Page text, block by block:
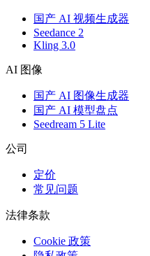
国产 AI 视频生成器
Seedance 2
Kling 3.0
AI 图像
国产 AI 图像生成器
国产 AI 模型盘点
Seedream 5 Lite
公司
定价
常见问题
法律条款
Cookie 政策